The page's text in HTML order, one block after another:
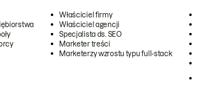
Właściciel firmy
Właściciel agencji
Specjalista ds. SEO
Marketer treści
Marketerzy wzrostu typu full-stack